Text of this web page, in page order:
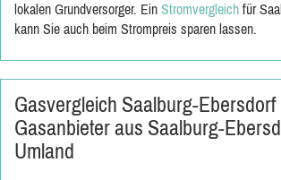
lokalen Grundversorger. Ein Stromvergleich für
kann Sie auch beim Strompreis sparen lassen.
Gasvergleich Saalburg-Ebersdorf
Gasanbieter aus Saalburg-
Umland